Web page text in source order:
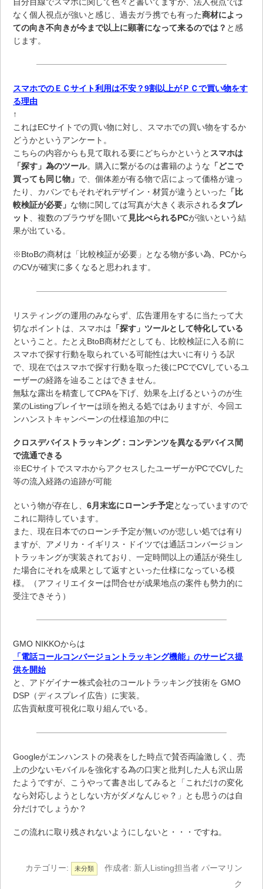
なく個人視点が強いと感じ、過去ガラ携でも有った商材によっ
ての向き不向きが今まで以上に顕著になって来るのでは？ と感
じます。
スマホでのＥＣサイト利用は不安？9割以上がＰＣで買い物をす
る理由
↑
これはECサイトでの買い物に対し、スマホでの買い物をするか
どうかというアンケート。
こちらの内容からも見て取れる要にどちらかというと スマホは
「探す」為のツール。購入に繋がるのは書籍のような 「どこで
買っても同じ物」 で、個体差が有る物で店によって価格が違っ
たり、カバンでもそれぞれデザイン・材質が違うといった
「比
較検証が必要」 な物に関しては写真が大きく表示されるタブレ
ット、複数のブラウザを開いて見比べられるPCが強いという結
果が出ている。
※BtoBの商材は「比較検証が必要」となる物が多い為、PCから
のCVが確実に多くなると思われます。
リスティングの運用のみならず、広告運用をするに当たって大
切なポイントは、スマホは 「探す」ツールとして特化している
ということ。たとえBtoB商材だとしても、比較検証に入る前に
スマホで探す行動を取られている可能性は大いに有りうる訳
で、現在ではスマホで探す行動を取った後にPCでCVしているユ
ーザーの経路を辿ることはできません。
無駄な露出を精査してCPAを下げ、効果を上げるというのが生
業のListingプレイヤーは頭を抱える処ではありますが、今回エ
ンハンストキャンペーンの仕様追加の中に
クロスデバイストラッキング：コンテンツを異なるデバイス間
で流通できる
※ECサイトでスマホからアクセスしたユーザーがPCでCVした
等の流入経路の追跡が可能
という物が存在し、 6月末迄にローンチ予定となっていますので
これに期待しています。
また、現在日本でのローンチ予定が無いのが悲しい処では有り
ますが、アメリカ・イギリス・ドイツでは通話コンバージョン
トラッキングが実装されており、一定時間以上の通話が発生し
た場合にそれを成果として返すといった仕様になっている模
様。（アフィリエイターは問合せが成果地点の案件も勢力的に
受注できそう）
GMO NIKKOからは
「電話コールコンバージョントラッキング機能」のサービス提
供を開始
と、アドゲイナー株式会社のコールトラッキング技術を GMO
DSP（ディスプレイ広告）に実装。
広告貢献度可視化に取り組んでいる。
Googleがエンハンストの発表をした時点で賛否両論激しく、売
上の少ないモバイルを強化する為の口実と批判した人も沢山居
たようですが、こうやって書き出してみると「これだけの変化
なら対応しようとしない方がダメなんじゃ？」とも思うのは自
分だけでしょうか？
この流れに取り残されないようにしないと・・・ですね。
カテゴリー: 未分類 作成者: 新人Listing担当者 パーマリン
ク